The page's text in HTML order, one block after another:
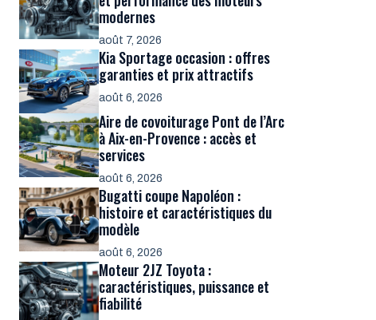
modernes
août 7, 2026
Kia Sportage occasion : offres
garanties et prix attractifs
août 6, 2026
Aire de covoiturage Pont de l’Arc
à Aix-en-Provence : accès et
services
août 6, 2026
Bugatti coupe Napoléon :
histoire et caractéristiques du
modèle
août 6, 2026
Moteur 2JZ Toyota :
caractéristiques, puissance et
fiabilité